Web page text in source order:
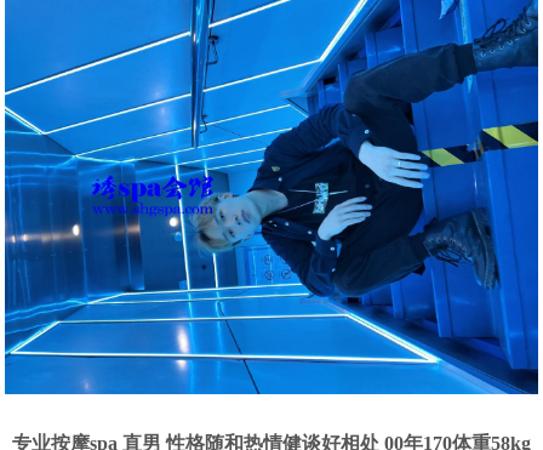
专业按摩spa 直男 性格随和热情健谈好相处 00年170体重58kg